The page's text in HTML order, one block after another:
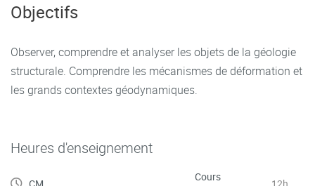
Objectifs
Observer, comprendre et analyser les objets de la géologie
structurale. Comprendre les mécanismes de déformation et
les grands contextes géodynamiques.
Heures d'enseignement
CM
Cours
12h